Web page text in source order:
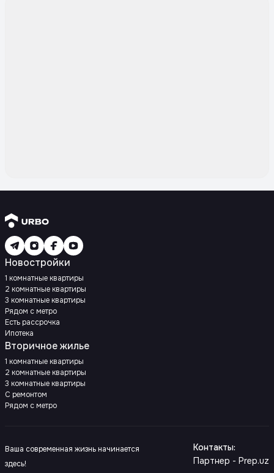
Новостройки
1 комнатные квартиры
2 комнатные квартиры
3 комнатные квартиры
Рядом с метро
Есть рассрочка
Ипотека
Вторичное жилье
1 комнатные квартиры
2 комнатные квартиры
3 комнатные квартиры
С ремонтом
Рядом с метро
Ваша современная жизнь начинается
здесь!
Контакты:
Партнер - Prep.uz